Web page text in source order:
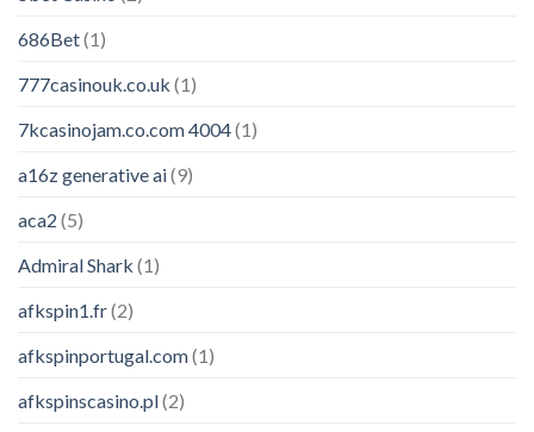
686Bet(1)
777casinouk.co.uk (1)
7kcasinojam.co.com 4004(1)
a16z generative ai(9)
aca2 (5)
Admiral Shark (1)
afkspin1.fr(2)
afkspinportugal.com(1)
afkspinscasino.pl(2)